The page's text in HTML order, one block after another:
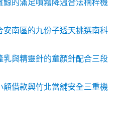
鯨的滿足噴霧降溫合法楠梓機
安南區的九份子透天挑選南科
乳與精靈針的童顏針配合三段
額借款與竹北當舖安全三重機